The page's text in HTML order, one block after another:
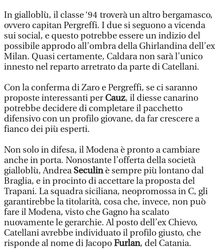
In gialloblù, il classe ‘94 troverà un altro bergamasco,
ovvero capitan Pergreffi. I due si seguono a vicenda
sui social, e questo potrebbe essere un indizio del
possibile approdo all’ombra della Ghirlandina dell’ex
Milan. Quasi certamente, Caldara non sarà l’unico
innesto nel reparto arretrato da parte di Catellani.
Con la conferma di Zaro e Pergreffi, se ci saranno
proposte interessanti per Cauz, il diesse canarino
potrebbe decidere di completare il pacchetto
difensivo con un profilo giovane, da far crescere a
fianco dei più esperti.
Non solo in difesa, il Modena è pronto a cambiare
anche in porta. Nonostante l’offerta della società
gialloblù, AndreaSeculinè sempre più lontano dal
Braglia, e in procinto di accettare la proposta del
Trapani. La squadra siciliana, neopromossa in C, gli
garantirebbe la titolarità, cosa che, invece, non può
fare il Modena, visto che Gagno ha scalato
nuovamente le gerarchie. Al posto dell’ex Chievo,
Catellani avrebbe individuato il profilo giusto, che
risponde al nome di JacopoFurlan, del Catania.